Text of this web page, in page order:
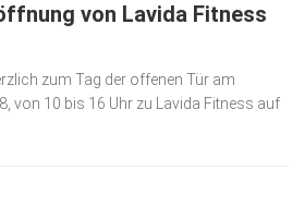
von Lavida Fitness
zum Tag der offenen Tür am
von 10 bis 16 Uhr zu Lavida Fitness auf